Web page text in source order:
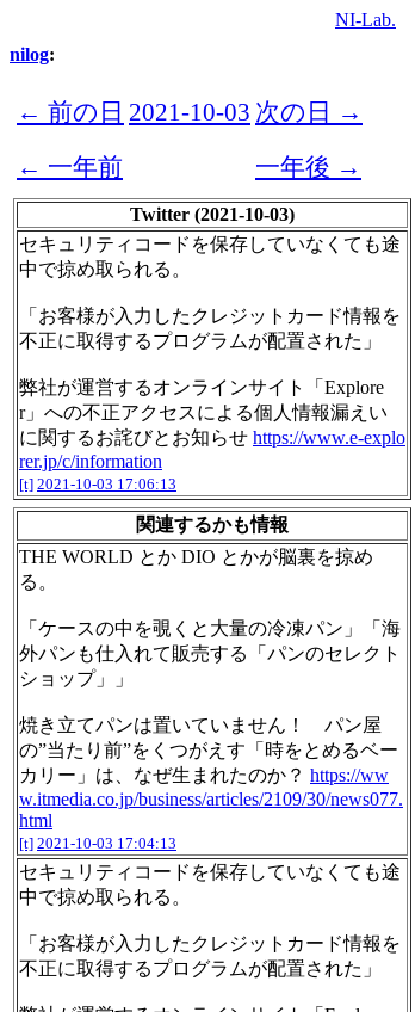
NI-Lab.
nilog:
← 前の日 2021-10-03 次の日 →
← 一年前
一年後 →
Twitter (2021-10-03)
セキュリティコードを保存していなくても途
中で掠め取られる。
「お客様が入力したクレジットカード情報を
不正に取得するプログラムが配置された」
弊社が運営するオンラインサイト「Explore
r」への不正アクセスによる個人情報漏えい
に関するお詫びとお知らせ https://www.e-explo
rer.jp/c/information
[t] 2021-10-03 17:06:13
関連するかも情報
THE WORLD とか DIO とかが脳裏を掠め
る。
「ケースの中を覗くと大量の冷凍パン」「海
外パンも仕入れて販売する「パンのセレクト
ショップ」」
焼き立てパンは置いていません！ パン屋
の”当たり前”をくつがえす「時をとめるベー
カリー」は、なぜ生まれたのか？ https://ww
w.itmedia.co.jp/business/articles/2109/30/news077.
html
[t] 2021-10-03 17:04:13
セキュリティコードを保存していなくても途
中で掠め取られる。
「お客様が入力したクレジットカード情報を
不正に取得するプログラムが配置された」